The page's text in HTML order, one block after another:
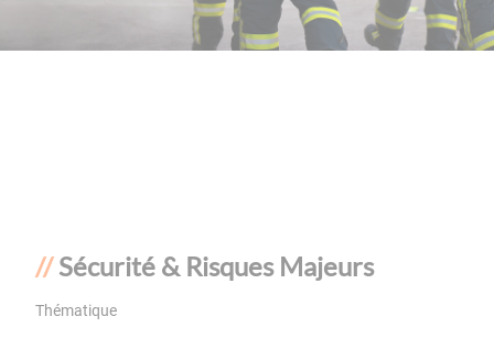
Sécurité & Risques Majeurs
Thématique